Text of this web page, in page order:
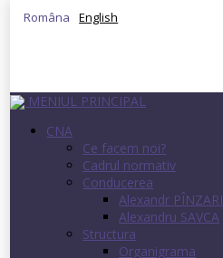
Româna English
MENIUL PRINCIPAL
CNA
Ce facem noi?
Cadrul normativ
Conducerea
Alexandr PÎNZARI
Alexandru SAVCA
Structura
Organigrama